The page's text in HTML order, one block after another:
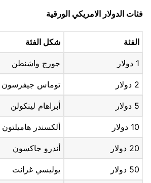
فئات الدولار الامريكي الورقية
الفئة شكل الفئة
1 دولار جورج واشنطن
2 دولار توماس جيفرسون
5 دولار أبراهام لينكولن
10 دولار ألكسندر هاميلتون
20 دولار أندرو جاكسون
50 دولار يوليسي غرانت